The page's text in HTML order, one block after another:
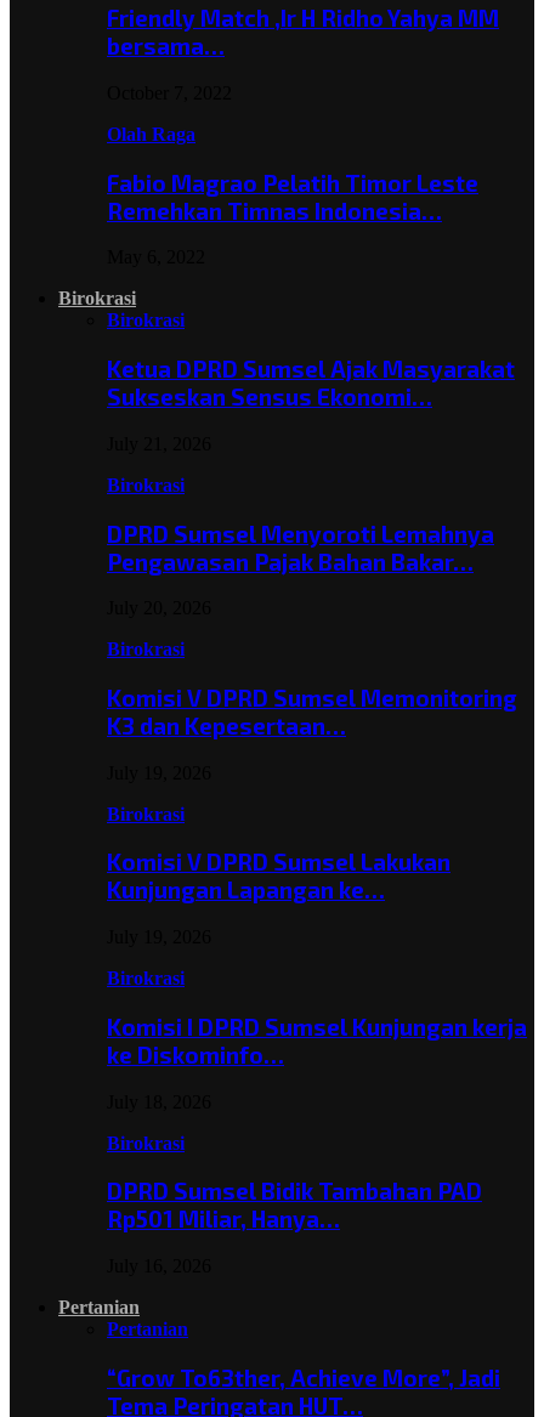
Friendly Match ,Ir H Ridho Yahya MM
bersama…
Olah Raga
Fabio Magrao Pelatih Timor Leste
Remehkan Timnas Indonesia…
Birokrasi
Birokrasi
Ketua DPRD Sumsel Ajak Masyarakat
Sukseskan Sensus Ekonomi…
Birokrasi
DPRD Sumsel Menyoroti Lemahnya
Pengawasan Pajak Bahan Bakar…
Birokrasi
Komisi V DPRD Sumsel Memonitoring
K3 dan Kepesertaan…
Birokrasi
Komisi V DPRD Sumsel Lakukan
Kunjungan Lapangan ke…
Birokrasi
Komisi I DPRD Sumsel Kunjungan kerja
ke Diskominfo…
Birokrasi
DPRD Sumsel Bidik Tambahan PAD
Rp501 Miliar, Hanya…
Pertanian
Pertanian
“Grow To63ther, Achieve More”, Jadi
Tema Peringatan HUT…